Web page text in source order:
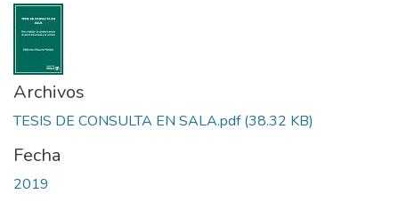
Archivos
TESIS DE CONSULTA EN SALA.pdf(38.32 KB)
Fecha
2019